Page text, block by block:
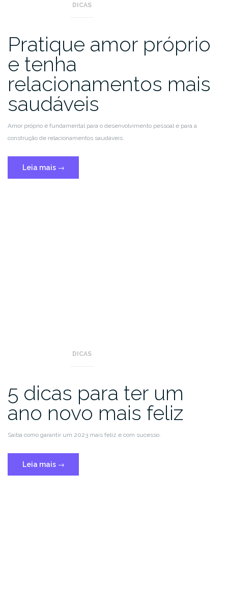
DICAS
Pratique amor próprio
e tenha
relacionamentos mais
saudáveis
Amor próprio é fundamental para o desenvolvimento pessoal e para a
construção de relacionamentos saudáveis.
Leia mais →
DICAS
5 dicas para ter um
ano novo mais feliz
Saiba como garantir um 2023 mais feliz e com sucesso.
Leia mais →